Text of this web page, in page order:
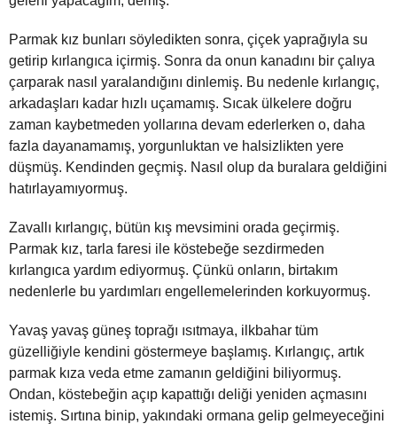
Parmak kız bunları söyledikten sonra, çiçek yaprağıyla su
getirip kırlangıca içirmiş. Sonra da onun kanadını bir çalıya
çarparak nasıl yaralandığını dinlemiş. Bu nedenle kırlangıç,
arkadaşları kadar hızlı uçamamış. Sıcak ülkelere doğru
zaman kaybetmeden yollarına devam ederlerken o, daha
fazla dayanamamış, yorgunluktan ve halsizlikten yere
düşmüş. Kendinden geçmiş. Nasıl olup da buralara geldiğini
hatırlayamıyormuş.
Zavallı kırlangıç, bütün kış mevsimini orada geçirmiş.
Parmak kız, tarla faresi ile köstebeğe sezdirmeden
kırlangıca yardım ediyormuş. Çünkü onların, birtakım
nedenlerle bu yardımları engellemelerinden korkuyormuş.
Yavaş yavaş güneş toprağı ısıtmaya, ilkbahar tüm
güzelliğiyle kendini göstermeye başlamış. Kırlangıç, artık
parmak kıza veda etme zamanın geldiğini biliyormuş.
Ondan, köstebeğin açıp kapattığı deliği yeniden açmasını
istemiş. Sırtına binip, yakındaki ormana gelip gelmeyeceğini